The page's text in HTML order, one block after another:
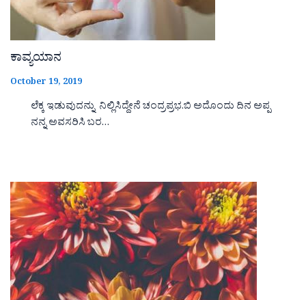
ಕಾವ್ಯಯಾನ
October 19, 2019
ಲೆಕ್ಕ ಇಡುವುದನ್ನು ನಿಲ್ಲಿಸಿದ್ದೇನೆ ಚಂದ್ರಪ್ರಭ.ಬಿ ಅದೊಂದು ದಿನ ಅಪ್ಪ
ನನ್ನ ಅವಸರಿಸಿ ಬರ…